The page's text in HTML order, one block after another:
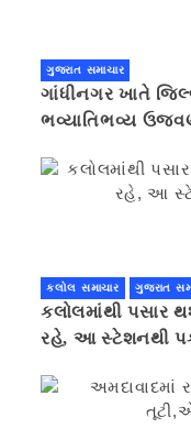
ગુજરાત સમાચાર
ગાંધીનગર ખાતે
ભવ્યાતિભવ્ય
કલોલ સમાચાર ગુજરાત
કલોલમાંથી પસાર
રહે, આ સ્ટેશનથી